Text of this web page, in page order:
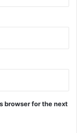
browser for the next